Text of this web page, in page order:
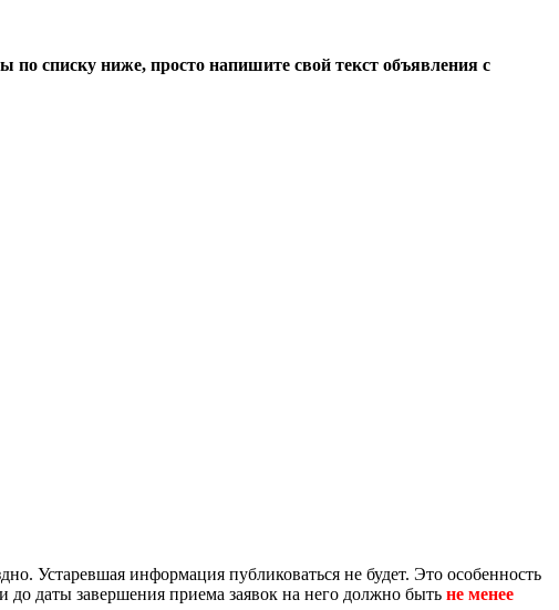
списку ниже, просто напишите свой текст объявления с
Устаревшая информация публиковаться не будет. Это особенность
завершения приема заявок на него должно быть не менее